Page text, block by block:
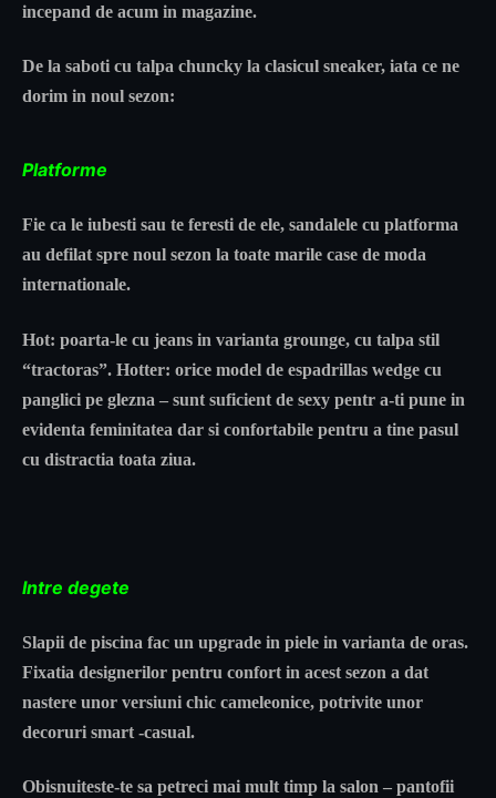
incepand de acum in magazine.
De la saboti cu talpa chuncky la clasicul sneaker, iata ce ne
dorim in noul sezon:
Platforme
Fie ca le iubesti sau te feresti de ele, sandalele cu platforma
au defilat spre noul sezon la toate marile case de moda
internationale.
Hot: poarta-le cu jeans in varianta grounge, cu talpa stil
“tractoras”. Hotter: orice model de espadrillas wedge cu
panglici pe glezna – sunt suficient de sexy pentr a-ti pune in
evidenta feminitatea dar si confortabile pentru a tine pasul
cu distractia toata ziua.
Intre degete
Slapii de piscina fac un upgrade in piele in varianta de oras.
Fixatia designerilor pentru confort in acest sezon a dat
nastere unor versiuni chic cameleonice, potrivite unor
decoruri smart -casual.
Obisnuiteste-te sa petreci mai mult timp la salon – pantofii